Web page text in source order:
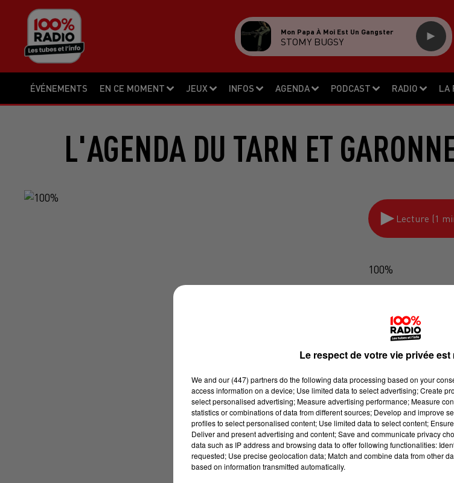
ÉVÉNEMENTS EN CE MOMENT JEUX INFOS AGENDA PODCAST RADIO LA
Mon Papa À Moi Est Un Gangster
STOMY BUGSY
L'AGENDA DU TARN ET
Lecture (1
100%
Le respect de votre vie privée
We and our (447) partnersdo the following data processing based on your
access information on a device; Use limited data to select advertising; Create
select personalised advertising; Measure advertising performance; Measure
statistics or combinations of data from different sources; Develop and improve
profiles to select personalised content; Use limited data to select content;
Deliver and present advertising and content; Save and communicate privacy
data such as IP address and browsing data to offer following functionalities:
requested; Use precise geolocation data; Match and combine data from other
based on information transmitted automatically.